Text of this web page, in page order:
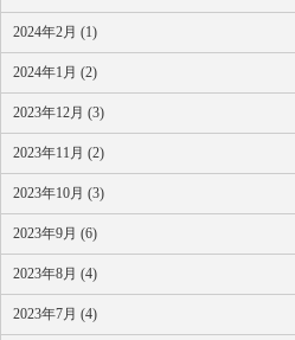
2024年2月 (1)
2024年1月 (2)
2023年12月 (3)
2023年11月 (2)
2023年10月 (3)
2023年9月 (6)
2023年8月 (4)
2023年7月 (4)